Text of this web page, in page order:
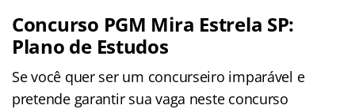
Concurso PGM Mira Estrela SP:
Plano de Estudos
Se você quer ser um concurseiro imparável e
pretende garantir sua vaga neste concurso